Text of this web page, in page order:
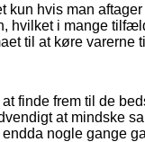
hvis man
hvilket i mange
til at køre varerne
finde frem til de
at mindske
nogle gange